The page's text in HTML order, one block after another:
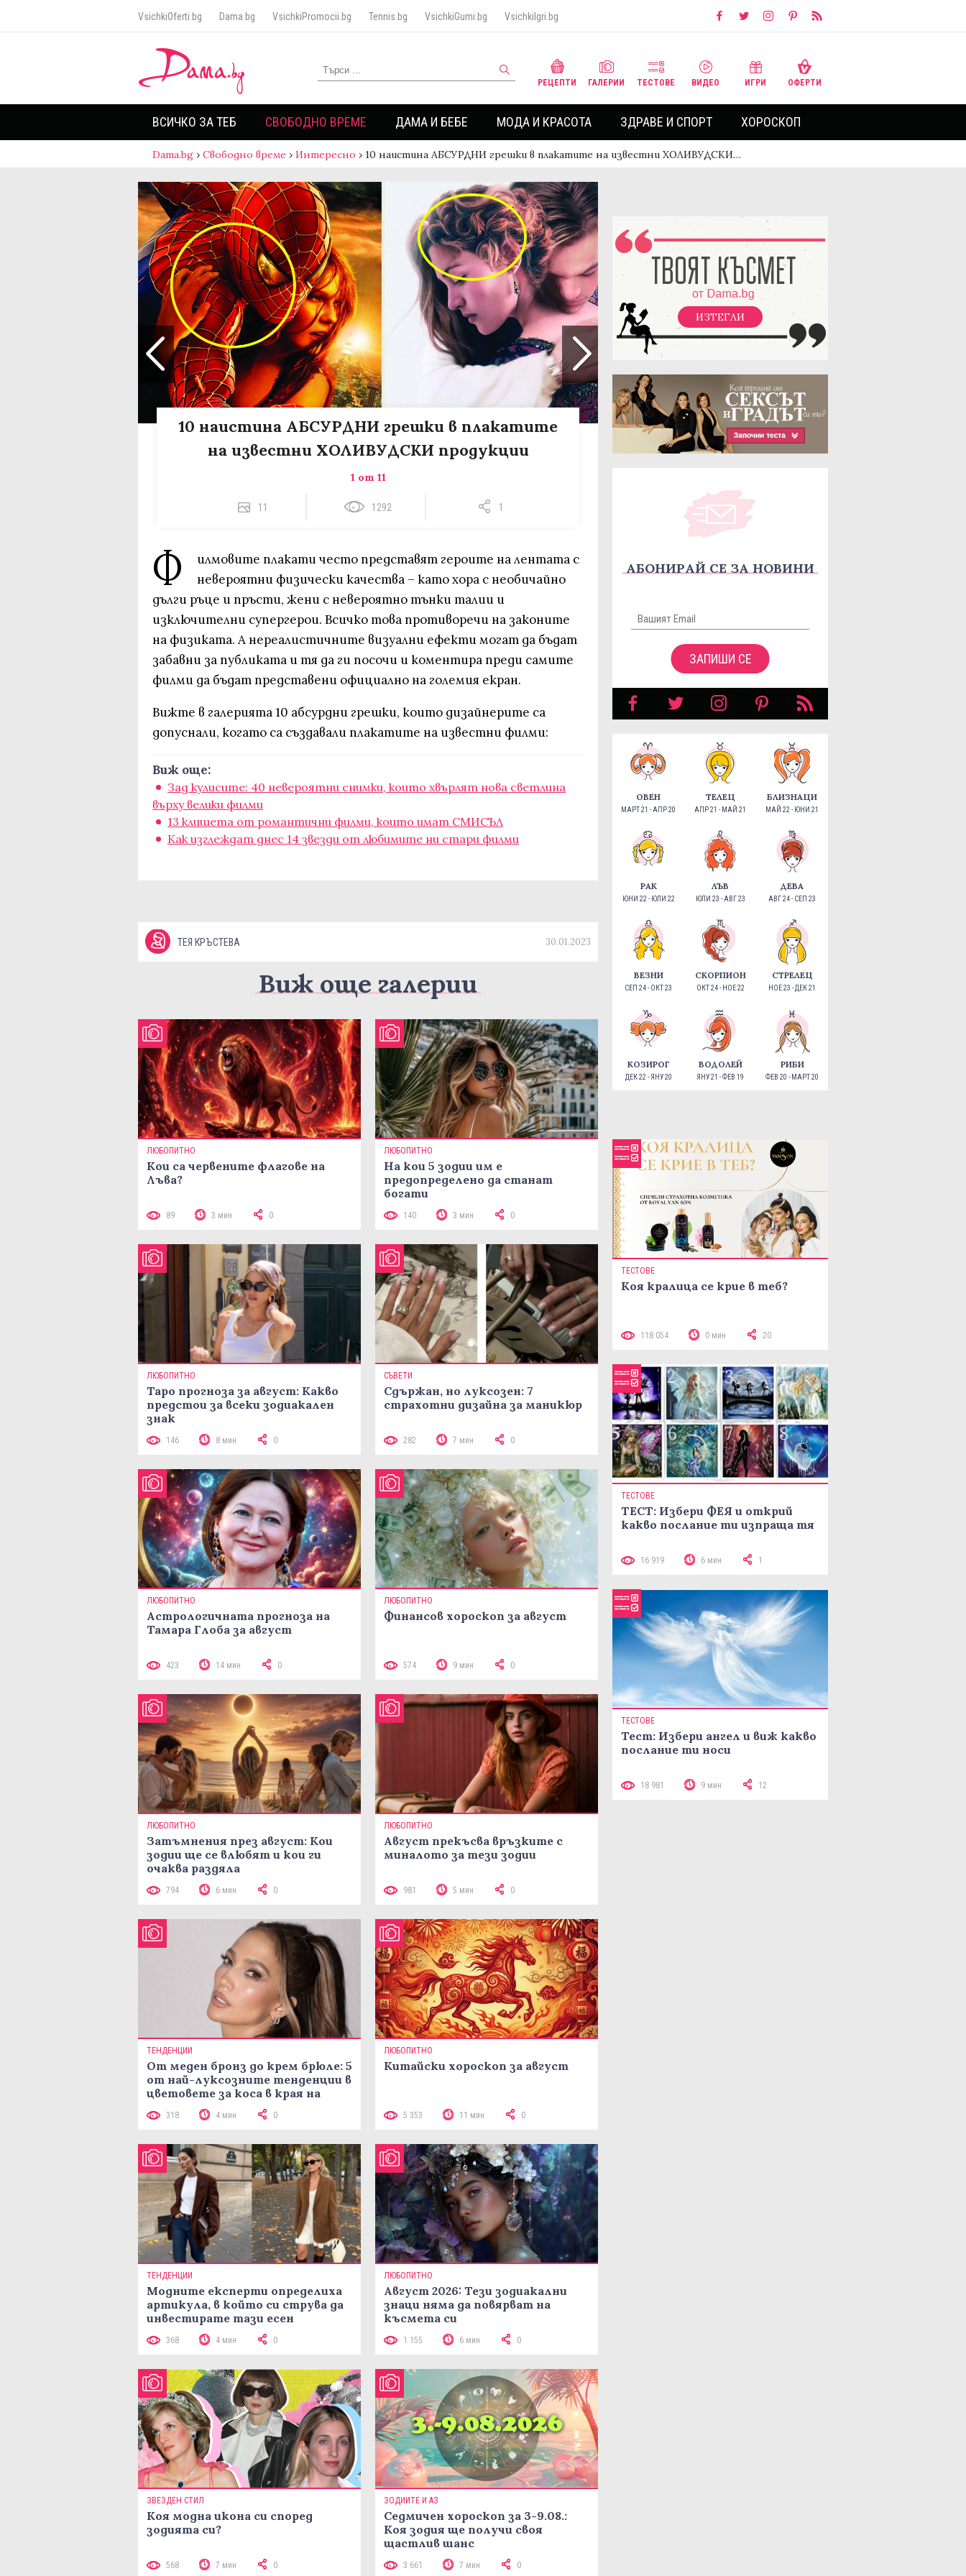
VsichkiOferti.bg Dama.bg VsichkiPromocii.bg Tennis.bg VsichkiGumi.bg VsichkiIgri.bg
РЕЦЕПТИ ГАЛЕРИИ ТЕСТОВЕ ВИДЕО ИГРИ ОФЕРТИ
ВСИЧКО ЗА ТЕБ СВОБОДНО ВРЕМЕ ДАМА И БЕБЕ МОДА И КРАСОТА ЗДРАВЕ И СПОРТ ХОРОСКОП
Dama.bg › Свободно време › Интересно › 10 наистина АБСУРДНИ грешки в плакатите на известни ХОЛИВУДСКИ…
10 наистина АБСУРДНИ грешки в плакатите
на известни ХОЛИВУДСКИ продукции
1 от 11
11 1292 1
Ф
илмовите плакати често представят героите на лентата с
невероятни физически качества – като хора с необичайно
дълги ръце и пръсти, жени с невероятно тънки талии и
изключителни супергерои. Всичко това противоречи на законите
на физиката. А нереалистичните визуални ефекти могат да бъдат
забавни за публиката и тя да ги посочи и коментира преди самите
филми да бъдат представени официално на големия екран.
Вижте в галерията 10 абсурдни грешки, които дизайнерите са
допуснали, когато са създавали плакатите на известни филми:
Виж още:
Зад кулисите: 40 невероятни снимки, които хвърлят нова светлина
върху велики филми
13 клишета от романтични филми, които имат СМИСЪЛ
Как изглеждат днес 14 звезди от любимите ни стари филми
ТЕЯ КРЪСТЕВА 30.01.2023
Виж още галерии
ЛЮБОПИТНО
Кои са червените флагове на
Лъва?
89 3 мин 0
ЛЮБОПИТНО
На кои 5 зодии им е
предопределено да станат
богати
140 3 мин 0
ЛЮБОПИТНО
Таро прогноза за август: Какво
предстои за всеки зодиакален
знак
146 8 мин 0
СЪВЕТИ
Сдържан, но луксозен: 7
страхотни дизайна за маникюр
282 7 мин 0
ЛЮБОПИТНО
Астрологичната прогноза на
Тамара Глоба за август
423 14 мин 0
ЛЮБОПИТНО
Финансов хороскоп за август
574 9 мин 0
ЛЮБОПИТНО
Затъмнения през август: Кои
зодии ще се влюбят и кои ги
очаква раздяла
794 6 мин 0
ЛЮБОПИТНО
Август прекъсва връзките с
миналото за тези зодии
981 5 мин 0
ТЕНДЕНЦИИ
От меден бронз до крем брюле: 5
от най-луксозните тенденции в
цветовете за коса в края на
318 4 мин 0
ЛЮБОПИТНО
Китайски хороскоп за август
5 353 11 мин 0
ТЕНДЕНЦИИ
Модните експерти определиха
артикула, в който си струва да
инвестирате тази есен
368 4 мин 0
ЛЮБОПИТНО
Август 2026: Тези зодиакални
знаци няма да повярват на
късмета си
1 155 6 мин 0
ЗВЕЗДЕН СТИЛ
Коя модна икона си според
зодията си?
568 7 мин 0
ЗОДИИТЕ И АЗ
Седмичен хороскоп за 3-9.08.:
Коя зодия ще получи своя
щастлив шанс
3 661 7 мин 0
ИЗТЕГЛИ
АБОНИРАЙ СЕ ЗА НОВИНИ
ЗАПИШИ СЕ
ОВЕН
МАРТ 21 - АПР 20
ТЕЛЕЦ
АПР 21 - МАЙ 21
БЛИЗНАЦИ
МАЙ 22 - ЮНИ 21
РАК
ЮНИ 22 - ЮЛИ 22
ЛЪВ
ЮЛИ 23 - АВГ 23
ДЕВА
АВГ 24 - СЕП 23
ВЕЗНИ
СЕП 24 - ОКТ 23
СКОРПИОН
ОКТ 24 - НОЕ 22
СТРЕЛЕЦ
НОЕ 23 - ДЕК 21
КОЗИРОГ
ДЕК 22 - ЯНУ 20
ВОДОЛЕЙ
ЯНУ 21 - ФЕВ 19
РИБИ
ФЕВ 20 - МАРТ 20
ТЕСТОВЕ
Коя кралица се крие в теб?
118 054 0 мин 20
ТЕСТОВЕ
ТЕСТ: Избери ФЕЯ и открий
какво послание ти изпраща тя
16 919 6 мин 1
ТЕСТОВЕ
Тест: Избери ангел и виж какво
послание ти носи
18 981 9 мин 12